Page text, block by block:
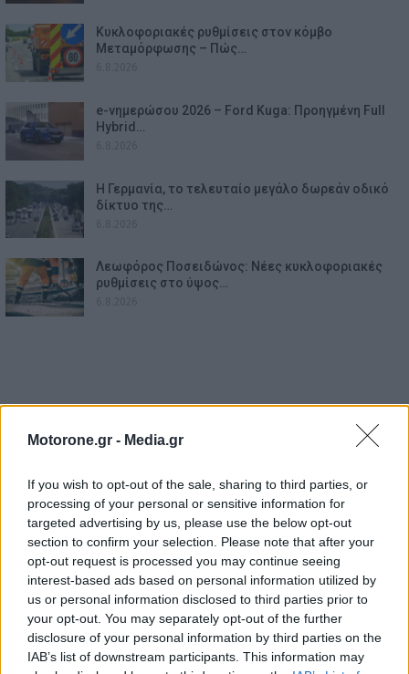
Motorone.gr - Media.gr
If you wish to opt-out of the sale, sharing to third parties, or
processing of your personal or sensitive information for
targeted advertising by us, please use the below opt-out
section to confirm your selection. Please note that after your
opt-out request is processed you may continue seeing
interest-based ads based on personal information utilized by
us or personal information disclosed to third parties prior to
your opt-out. You may separately opt-out of the further
disclosure of your personal information by third parties on the
IAB’s list of downstream participants. This information may
Κυκλοφοριακές ρυθμίσεις στον κόμβο
Μεταμόρφωσης – Πώς…
e-νημερώσου 2026 – Ford Kuga: Προηγμένη Full
Hybrid…
Η Γερμανία, το τελευταίο μεγάλο δωρεάν οδικό
δίκτυο της…
Λεωφόρος Ποσειδώνος: Νέες κυκλοφοριακές
ρυθμίσεις στο ύψος…